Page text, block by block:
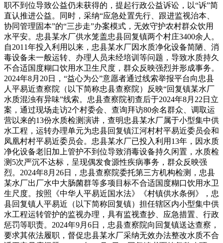
职不到位导致公益仍未获得的，提起行政公益诉讼，以“诉”简
直认推进公益。同时，采纳“应急处置先行、跟进监视治本、
协同管理固本”的“三步走”办案模式，无效守护农村群众饮用
水平安。忠县某水厂供水笼盖忠县回复镇两个村庄3400余人。
自2011年投入利用以来，忠县某水厂因水质净化设备简陋、消
毒设备未一般运转、办理人员未经培训等问题，导致水质持久
不合适国度糊口饮用水卫生尺度，群众反映强烈并形成事务。
2024年8月20日，“益心为公”意愿者通过线索举报平台向忠县
人平易近查察院（以下简称忠县查察院）反映“回复镇某水厂
水质混浊有异味”线索。忠县查察院初查后于2024年8月22日立
案，通过现场走访2个村委会、查询拜访80余名群众、调取运
营以来的13份水质检测演讲，查明忠县某水厂属于小型集中供
水工程，运转办理单元为忠县回复镇江河村村平易近委员会和
凤凰村村平易近委员会。忠县某水厂已投入利用13年，因水质
净化设备老旧加上管护不到位导致消毒设备持久闲置，水质检
测5次严沉不达标，呈现偶发食源性疾病事务，群众反映强
烈。2024年8月26日，忠县查察院委托第三方机构检测，忠县
某水厂出厂水中大肠菌群等多项目标不合适国度糊口饮用水卫
生尺度。按照《中华人平易近国水法》《村镇供水条例》，忠
县回复镇人平易近（以下简称回复镇）担任辖区内小型集中供
水工程运转管护的监视办理，具有监视查抄、应急措置、行政
惩罚等职责。2024年9月6日，忠县查察院向回复镇送达查察，
要求其依法履职，督促忠县某水厂采纳无效办法整改水质不合